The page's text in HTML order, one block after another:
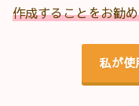
作成することをお勧
私が使